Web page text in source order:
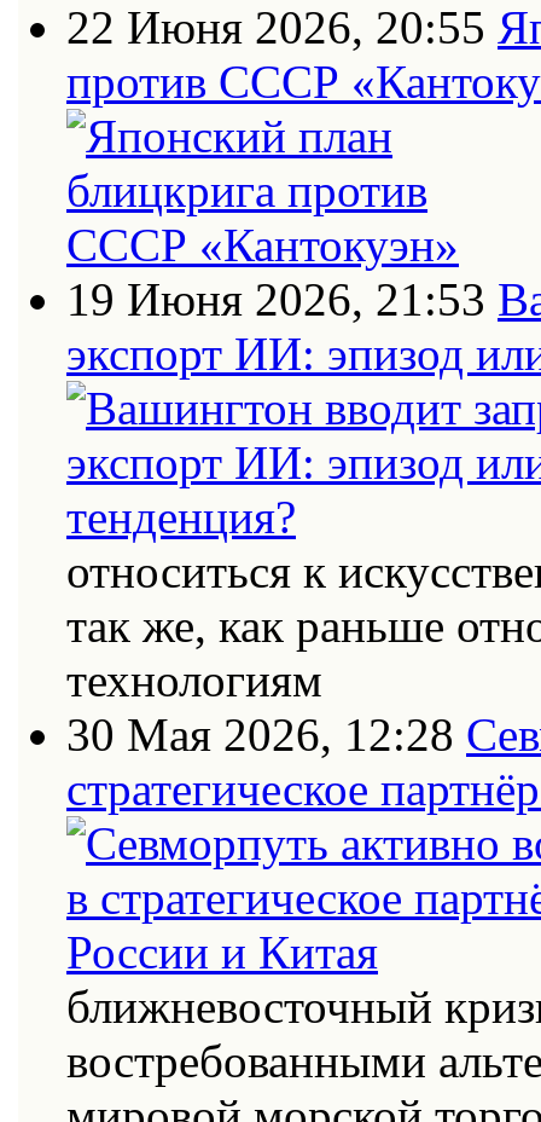
22 Июня 2026, 20:55
против СССР
19 Июня 2026, 21:53
экспорт ИИ: эпизод
относиться к
так же, как раньше
технологиям
30 Мая 2026, 12:28
стратегическое
ближневосточный
востребованными